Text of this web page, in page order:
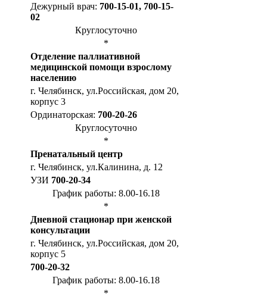
Дежурный врач: 700-15-01, 700-15-
02
Круглосуточно
*
Отделение паллиативной
медицинской помощи взрослому
населению
г. Челябинск, ул.Российская, дом 20,
корпус 3
Ординаторская: 700-20-26
Круглосуточно
*
Пренатальный центр
г. Челябинск, ул.Калинина, д. 12
УЗИ 700-20-34
График работы: 8.00-16.18
*
Дневной стационар при женской
консультации
г. Челябинск, ул.Российская, дом 20,
корпус 5
700-20-32
График работы: 8.00-16.18
*